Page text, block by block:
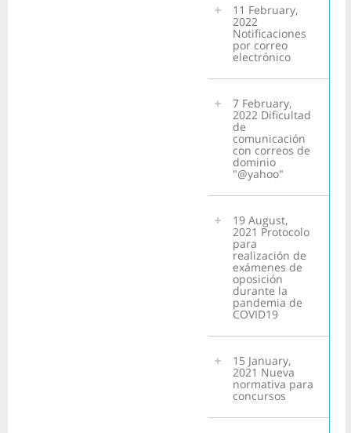
11 February,
2022
Notificaciones
por correo
electrónico
7 February,
2022 Dificultad
de
comunicación
con correos de
dominio
"@yahoo"
19 August,
2021 Protocolo
para
realización de
exámenes de
oposición
durante la
pandemia de
COVID19
15 January,
2021 Nueva
normativa para
concursos